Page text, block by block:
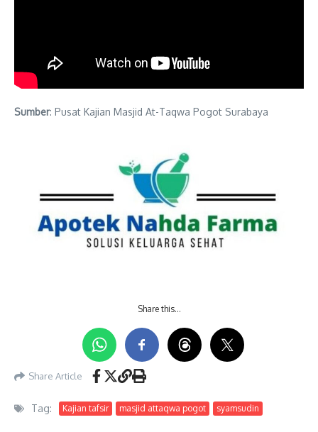
Sumber: Pusat Kajian Masjid At-Taqwa Pogot Surabaya
Share this…
Share Article
Tag: Kajian tafsir masjid attaqwa pogot syamsudin